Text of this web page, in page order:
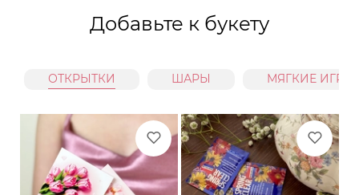
Добавьте к букету
ОТКРЫТКИ ШАРЫ МЯГКИЕ